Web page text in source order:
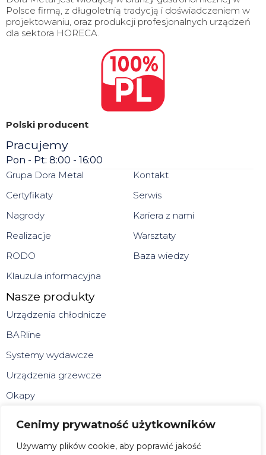
Cenimy prywatność użytkowników
Używamy plików cookie, aby poprawić jakość
Polsce firmą, z długoletnią tradycją i doświadczeniem w
projektowaniu, oraz produkcji profesjonalnych urządzeń
dla sektora HORECA.
Polski producent
Pracujemy
Pon - Pt: 8:00 - 16:00
Grupa Dora Metal
Certyfikaty
Nagrody
Realizacje
RODO
Klauzula informacyjna
Kontakt
Serwis
Kariera z nami
Warsztaty
Baza wiedzy
Nasze produkty
Urządzenia chłodnicze
BARline
Systemy wydawcze
Urządzenia grzewcze
Okapy